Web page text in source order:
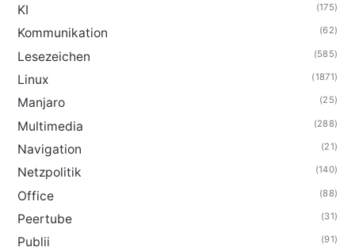
KI (175)
Kommunikation (62)
Lesezeichen (585)
Linux (1871)
Manjaro (25)
Multimedia (288)
Navigation (21)
Netzpolitik (140)
Office (88)
Peertube (31)
Publii (91)